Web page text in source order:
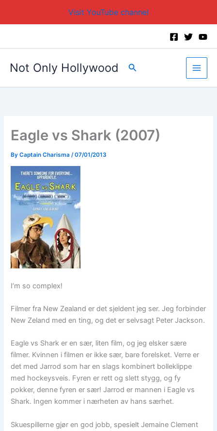
Visit YouTube channel
Not Only Hollywood Search
Eagle vs Shark (2007)
ByCaptain Charisma /07/01/2013
I’m so complex!
Filmer fra New Zealand er det sjeldent jeg ser. Jeg forbinder
New Zeland med en ting, og det er selvsagt Peter Jackson.
Eagle vs Shark er en sær, liten film, og jeg elsker sære
filmer. Kvinnen i filmen er ikke sær, bare forelsket. Verre er
det med Jarrod som har en slags kombinert bolleklippe
med hockeysveis. Fyren er rett og slett stygg, og fy
pokker, denne fyren er sær! Jarrod er mannen i Eagle vs
Shark. Ingen kommer i nærheten av hans særhet.
Skuespillerne gjør en god jobb, spesielt Jemaine Clement